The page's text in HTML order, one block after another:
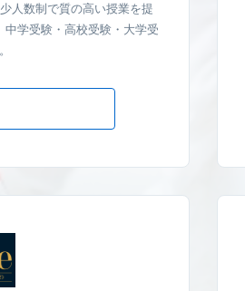
人数制で質の高い授業を提
学受験・高校受験・大学受